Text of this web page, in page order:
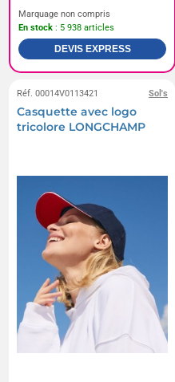
Marquage non compris
En stock : 5 938 articles
DEVIS EXPRESS
Sol's
Réf. 00014V0113421
Casquette avec logo
tricolore LONGCHAMP